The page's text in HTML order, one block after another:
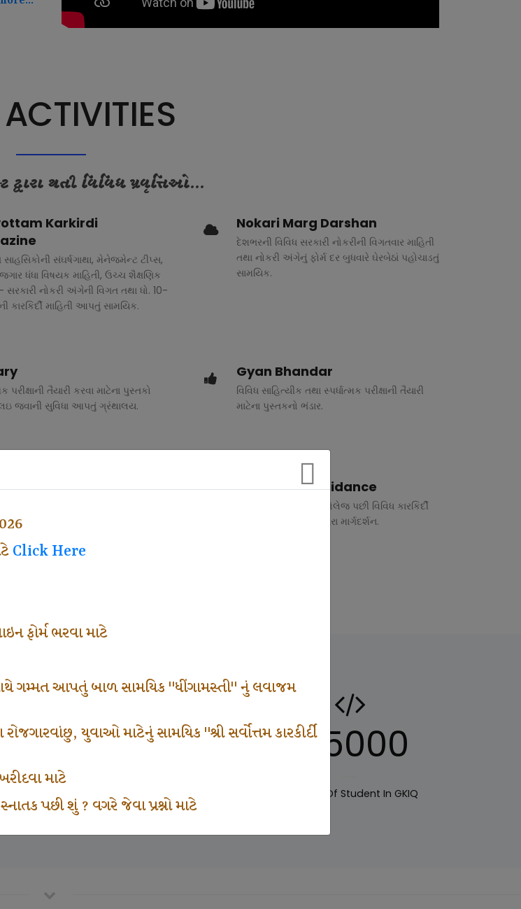
Click Here
ફોર્મ ભરવા માટે
ગમ્મત આપતું બાળ સામયિક "ધીંગામસ્તી" નું લવાજમ
યુવાઓ માટેનું સામયિક "શ્રી સર્વોત્તમ કારકીર્દી
માટે
પછી શું ? વગરે જેવા પ્રશ્નો માટે
દ્વારા થતી વિવિધ પ્રવૃત્તિઓ...
Karkirdi
સંઘર્ષગાથા, મેનેજમેન્ટ ટીપ્સ,
ધંધા વિષયક માહિતી, ઉચ્ચ શૈક્ષણિક
નોકરી અંગેની વિગત તથા ધો. 10-
કારકિર્દી માહિતી આપતું સામયિક.
Nokari Marg Darshan
દેશભરની વિવિધ સરકારી નોકરીની વિગતવાર માહિતી
તથા નોકરી અંગેનું ફોર્મ દર બુધવારે ઘેરબેઠાં પહોચાડતું
સામયિક.
પરીક્ષાની તૈયારી કરવા માટેના પુસ્તકો
જવાની સુવિધા આપતું ગ્રંથાલય.
Gyan Bhandar
વિવિધ સાહિત્યીક તથા સ્પર્ધાત્મક પરીક્ષાની તૈયારી
માટેના પુસ્તકનો ભંડાર.
Exam Class
ખર્ચ લઇ ચલાવતા વર્ગ.
Vocational Guidance
ધોરણ 10 અને 12 તથા કોલેજ પછી વિવિધ કારકિર્દી
અંગે રૂબરુ તથા ફોન દ્વારા માર્ગદર્શન.
1000 125000
Number Of Student In GKIQ